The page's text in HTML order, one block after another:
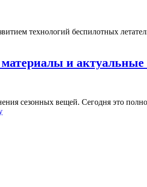
технологий беспилотных
и актуальные
сезонных вещей. Сегодня это